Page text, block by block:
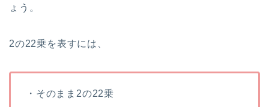
ょう。
2の22乗を表すには、
・そのまま2の22乗